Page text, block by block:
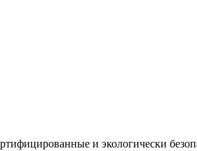
и экологически